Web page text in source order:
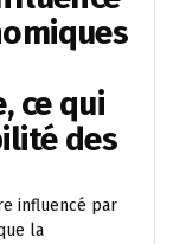
ce qui
des
influencé par
la